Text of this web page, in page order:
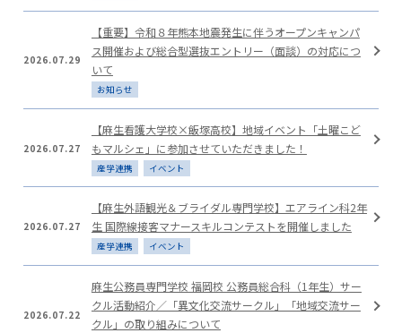
新卒採用のご案内
卒業生の方へ
ご支援をお考えの方へ
2026.07.29
【重要】令和８年熊本地震発生に伴うオープンキャンパ
ス開催および総合型選抜エントリー（面談）の対応につ
いて
お知らせ
2026.07.27
【麻生看護大学校×飯塚高校】地域イベント「土曜こど
もマルシェ」に参加させていただきました！
産学連携 イベント
2026.07.27
【麻生外語観光＆ブライダル専門学校】エアライン科2年
生 国際線接客マナースキルコンテストを開催しました
産学連携 イベント
2026.07.22
麻生公務員専門学校 福岡校 公務員総合科（1年生）サー
クル活動紹介／「異文化交流サークル」「地域交流サー
クル」の取り組みについて